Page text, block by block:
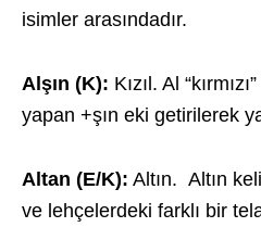
isimler arasındadır.
Alşın (K): Kızıl. Al
yapan +şın eki getirilerek
Altan (E/K): Altın. Altın
ve lehçelerdeki farklı bir